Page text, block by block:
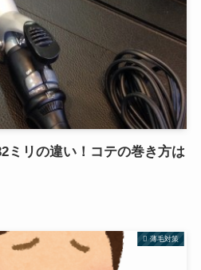
ミリの違い！コテの巻き方は
薄毛対策